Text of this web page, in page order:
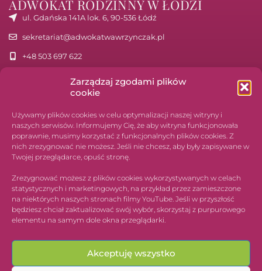
Zarządzaj zgodami plików
cookie
Używamy plików cookies w celu optymalizacji naszej witryny i
naszych serwisów. Informujemy Cię, że aby witryna funkcjonowała
poprawnie, musimy korzystać z funkcjonalnych plików cookies. Z
nich zrezygnować nie możesz. Jeśli nie chcesz, aby były zapisywane w
Twojej przeglądarce, opuść stronę.
Zrezygnować możesz z plików cookies wykorzystywanych w celach
statystycznych i marketingowych, na przykład przez zamieszczone
na niektórych naszych stronach filmy YouTube. Jeśli w przyszłość
będziesz chciał zaktualizować swój wybór, skorzystaj z purpurowego
elementu na samym dole okna przeglądarki.
Akceptuję wszystko
ADWOKAT RODZINNY W ŁODZI
ul. Gdańska 141A lok. 6, 90-536 Łódź
sekretariat@adwokatwawrzynczak.pl
+48 503 697 622